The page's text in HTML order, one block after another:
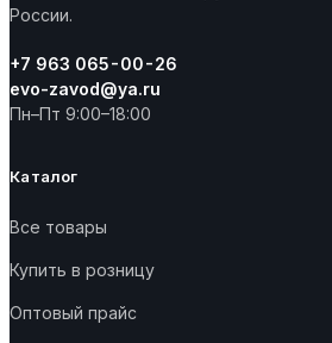
России.
+7 963 065-00-26
evo-zavod@ya.ru
Пн–Пт 9:00–18:00
Каталог
Все товары
Купить в розницу
Оптовый прайс